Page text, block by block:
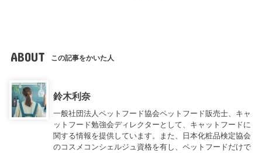
ABOUT この記事をかいた人
鈴木利奈
一般社団法人ペットフード協会ペットフード販売士、キャ
ットフード勉強会ディレクターとして、キャットフードに
関する情報を提供しています。また、日本化粧品検定協会
のコスメコンシェルジュ資格を有し、ペットフードだけで